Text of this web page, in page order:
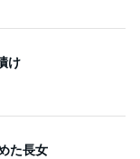
け
た長女